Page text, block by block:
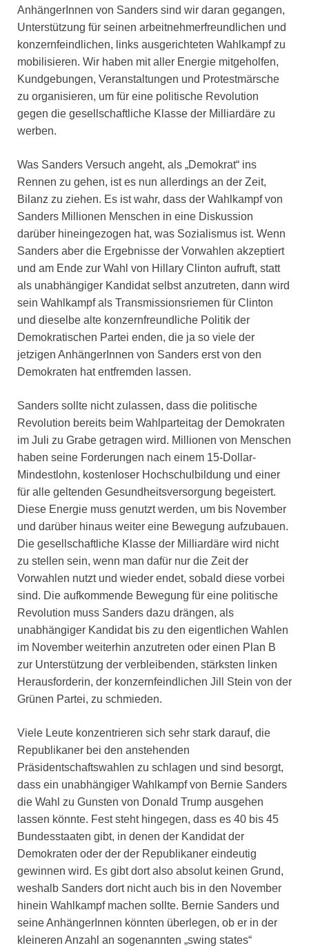
AnhängerInnen von Sanders sind wir daran gegangen,
Unterstützung für seinen arbeitnehmerfreundlichen und
konzernfeindlichen, links ausgerichteten Wahlkampf zu
mobilisieren. Wir haben mit aller Energie mitgeholfen,
Kundgebungen, Veranstaltungen und Protestmärsche
zu organisieren, um für eine politische Revolution
gegen die gesellschaftliche Klasse der Milliardäre zu
werben.
Was Sanders Versuch angeht, als „Demokrat“ ins
Rennen zu gehen, ist es nun allerdings an der Zeit,
Bilanz zu ziehen. Es ist wahr, dass der Wahlkampf von
Sanders Millionen Menschen in eine Diskussion
darüber hineingezogen hat, was Sozialismus ist. Wenn
Sanders aber die Ergebnisse der Vorwahlen akzeptiert
und am Ende zur Wahl von Hillary Clinton aufruft, statt
als unabhängiger Kandidat selbst anzutreten, dann wird
sein Wahlkampf als Transmissionsriemen für Clinton
und dieselbe alte konzernfreundliche Politik der
Demokratischen Partei enden, die ja so viele der
jetzigen AnhängerInnen von Sanders erst von den
Demokraten hat entfremden lassen.
Sanders sollte nicht zulassen, dass die politische
Revolution bereits beim Wahlparteitag der Demokraten
im Juli zu Grabe getragen wird. Millionen von Menschen
haben seine Forderungen nach einem 15-Dollar-
Mindestlohn, kostenloser Hochschulbildung und einer
für alle geltenden Gesundheitsversorgung begeistert.
Diese Energie muss genutzt werden, um bis November
und darüber hinaus weiter eine Bewegung aufzubauen.
Die gesellschaftliche Klasse der Milliardäre wird nicht
zu stellen sein, wenn man dafür nur die Zeit der
Vorwahlen nutzt und wieder endet, sobald diese vorbei
sind. Die aufkommende Bewegung für eine politische
Revolution muss Sanders dazu drängen, als
unabhängiger Kandidat bis zu den eigentlichen Wahlen
im November weiterhin anzutreten oder einen Plan B
zur Unterstützung der verbleibenden, stärksten linken
Herausforderin, der konzernfeindlichen Jill Stein von der
Grünen Partei, zu schmieden.
Viele Leute konzentrieren sich sehr stark darauf, die
Republikaner bei den anstehenden
Präsidentschaftswahlen zu schlagen und sind besorgt,
dass ein unabhängiger Wahlkampf von Bernie Sanders
die Wahl zu Gunsten von Donald Trump ausgehen
lassen könnte. Fest steht hingegen, dass es 40 bis 45
Bundesstaaten gibt, in denen der Kandidat der
Demokraten oder der der Republikaner eindeutig
gewinnen wird. Es gibt dort also absolut keinen Grund,
weshalb Sanders dort nicht auch bis in den November
hinein Wahlkampf machen sollte. Bernie Sanders und
seine AnhängerInnen könnten überlegen, ob er in der
kleineren Anzahl an sogenannten „swing states“